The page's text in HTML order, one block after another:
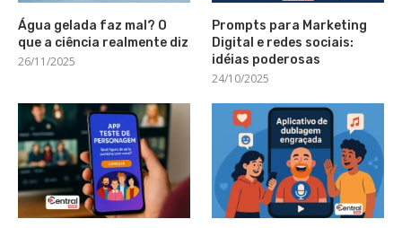
Água gelada faz mal? O
que a ciência realmente diz
26/11/2025
Prompts para Marketing
Digital e redes sociais:
idéias poderosas
24/10/2025